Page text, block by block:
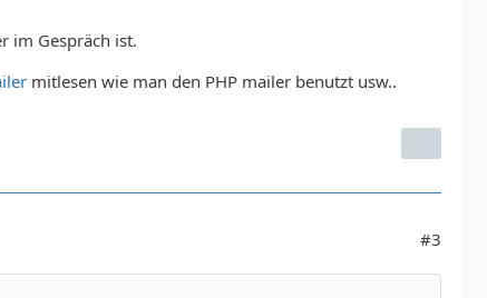
im Gespräch ist.
mitlesen wie man den PHP mailer benutzt usw..
#3